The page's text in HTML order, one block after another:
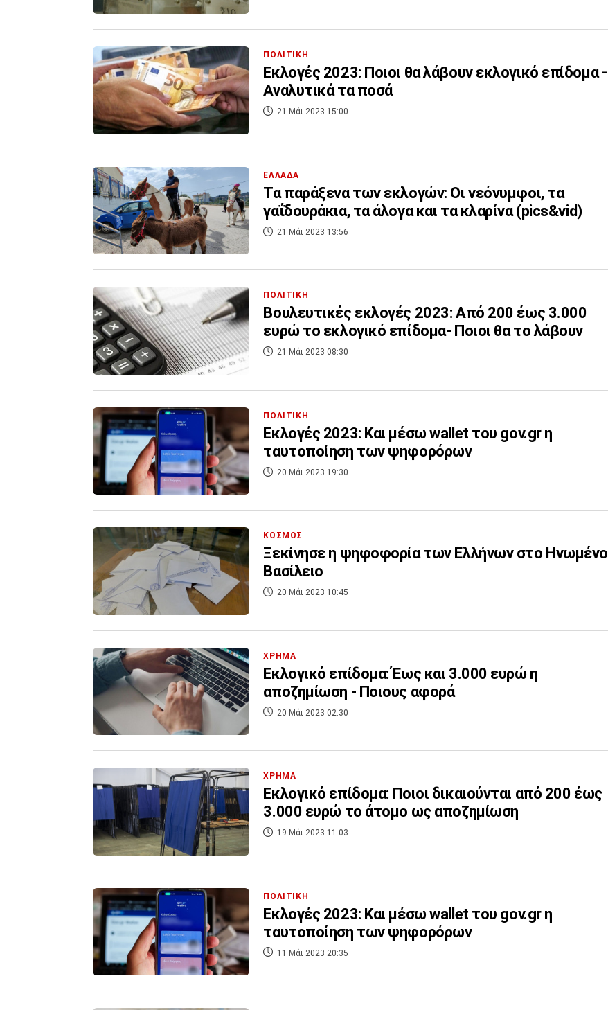
ΠΟΛΙΤΙΚΗ
Εκλογές 2023: Ποιοι θα λάβουν εκλογικό επίδομα -
Αναλυτικά τα ποσά
21 Μάι 2023 15:00
ΕΛΛΑΔΑ
Τα παράξενα των εκλογών: Οι νεόνυμφοι, τα
γαΐδουράκια, τα άλογα και τα κλαρίνα (pics&vid)
21 Μάι 2023 13:56
ΠΟΛΙΤΙΚΗ
Βουλευτικές εκλογές 2023: Από 200 έως 3.000
ευρώ το εκλογικό επίδομα- Ποιοι θα το λάβουν
21 Μάι 2023 08:30
ΠΟΛΙΤΙΚΗ
Εκλογές 2023: Και μέσω wallet του gov.gr η
ταυτοποίηση των ψηφορόρων
20 Μάι 2023 19:30
ΚΟΣΜΟΣ
Ξεκίνησε η ψηφοφορία των Ελλήνων στο Ηνωμένο
Βασίλειο
20 Μάι 2023 10:45
ΧΡΗΜΑ
Εκλογικό επίδομα: Έως και 3.000 ευρώ η
αποζημίωση - Ποιους αφορά
20 Μάι 2023 02:30
ΧΡΗΜΑ
Εκλογικό επίδομα: Ποιοι δικαιούνται από 200 έως
3.000 ευρώ το άτομο ως αποζημίωση
19 Μάι 2023 11:03
ΠΟΛΙΤΙΚΗ
Εκλογές 2023: Και μέσω wallet του gov.gr η
ταυτοποίηση των ψηφορόρων
11 Μάι 2023 20:35